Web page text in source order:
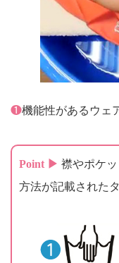
❶機能性があるウェ
Point ▶ 襟やポケ
方法が記載された